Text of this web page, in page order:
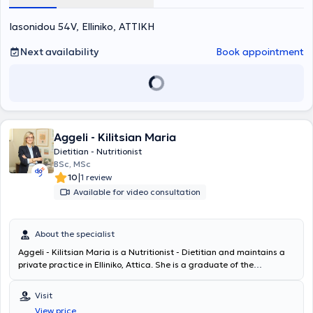
Iasonidou 54V, Elliniko, ΑΤΤΙΚΗ
Next availability
Book appointment
Aggeli - Kilitsian Maria
Dietitian - Nutritionist
BSc, MSc
10|1 review
Available for video consultation
About the specialist
Aggeli - Kilitsian Maria is a Nutritionist - Dietitian and maintains a
private practice in Elliniko, Attica. She is a graduate of the
degree (MSc) titled "Food, Nutrition, and Microbiome" from the
Medical School of Democritus University of Thrace in Health
Visit
View price